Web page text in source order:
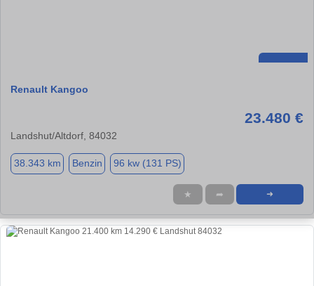
Renault Kangoo
23.480 €
Landshut/Altdorf, 84032
38.343 km Benzin 96 kw (131 PS)
★ ➦ ➜